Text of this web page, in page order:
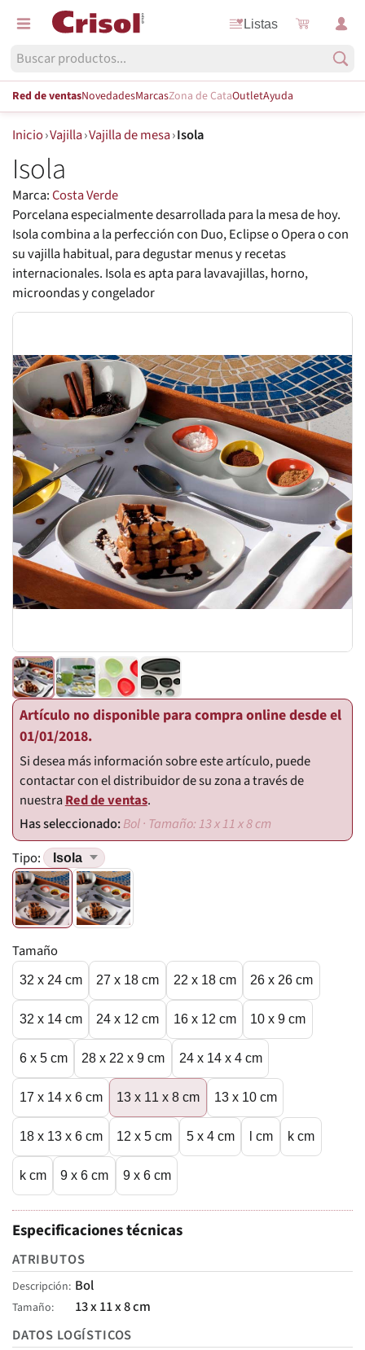
Listas
Red de ventasNovedadesMarcasZona de CataOutletAyuda
Inicio›Vajilla›Vajilla de mesa›Isola
Isola
Marca:Costa Verde
Porcelana especialmente desarrollada para la mesa de hoy.
Isola combina a la perfección con Duo, Eclipse o Opera o con
su vajilla habitual, para degustar menus y recetas
internacionales. Isola es apta para lavavajillas, horno,
microondas y congelador
Artículo no disponible para compra online desde el
01/01/2018.
Si desea más información sobre este artículo, puede
contactar con el distribuidor de su zona a través de
nuestraRed de ventas.
Bol · Tamaño: 13 x 11 x 8 cm
Tipo:
Tamaño
32 x 24 cm 27 x 18 cm 22 x 18 cm 26 x 26 cm
32 x 14 cm 24 x 12 cm 16 x 12 cm 10 x 9 cm
6 x 5 cm 28 x 22 x 9 cm 24 x 14 x 4 cm
17 x 14 x 6 cm 13 x 11 x 8 cm 13 x 10 cm
18 x 13 x 6 cm 12 x 5 cm 5 x 4 cm l cm k cm
k cm 9 x 6 cm 9 x 6 cm
Especificaciones técnicas
ATRIBUTOS
Descripción Bol
Tamaño
13 x 11 x 8 cm
DATOS LOGÍSTICOS